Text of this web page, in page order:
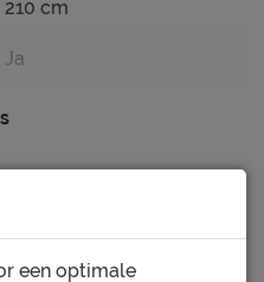
210 cm
Ja
88 cm
Excl. matras en
een optimale